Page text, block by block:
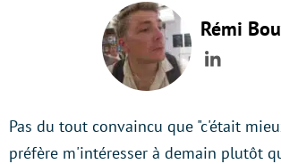
Rémi
LinkedIn
Pas du tout convaincu que "c'était
préfère m'intéresser à demain plutôt